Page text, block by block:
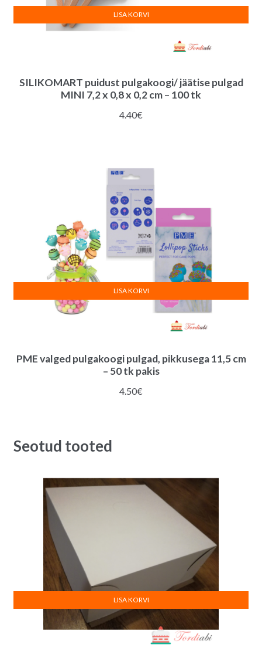
SILIKOMART puidust pulgakoogi/ jäätise pulgad
MINI 7,2 x 0,8 x 0,2 cm – 100 tk
4.40€
LISA KORVI
PME valged pulgakoogi pulgad, pikkusega 11,5 cm
– 50 tk pakis
4.50€
LISA KORVI
Seotud tooted
LISA KORVI